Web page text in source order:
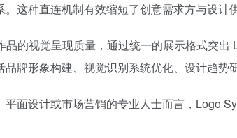
这种直连机制有效缩短了创意需求方与设计
品的视觉呈现质量，通过统一的展示格式突
牌形象构建、视觉识别系统优化、设计趋势
平面设计或市场营销的专业人士而言，Logo